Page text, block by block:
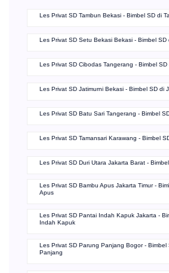
Les Privat SD Tambun Bekasi - Bimbel SD di
Les Privat SD Setu Bekasi Bekasi - Bimbel SD
Les Privat SD Cibodas Tangerang - Bimbel SD
Les Privat SD Jatimurni Bekasi - Bimbel SD di
Les Privat SD Batu Sari Tangerang - Bimbel
Les Privat SD Tamansari Karawang - Bimbel
Les Privat SD Duri Utara Jakarta Barat -
Les Privat SD Bambu Apus Jakarta Timur -
Apus
Les Privat SD Pantai Indah Kapuk Jakarta -
Indah Kapuk
Les Privat SD Parung Panjang Bogor - Bimbel
Panjang